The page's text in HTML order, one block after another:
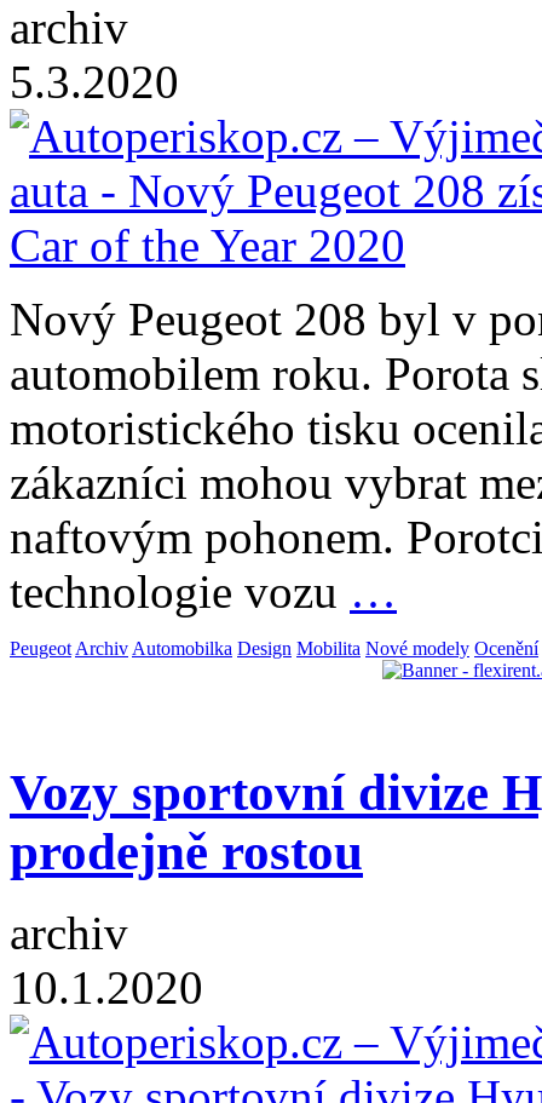
archiv
5.3.2020
Nový Peugeot 208 byl v
automobilem roku. Porota
motoristického tisku
zákazníci mohou vybrat
naftovým pohonem.
technologie vozu …
PeugeotArchivAutomobilka Design Mobilita Nové modely Ocenění
Vozy sportovní divize
prodejně rostou
archiv
10.1.2020